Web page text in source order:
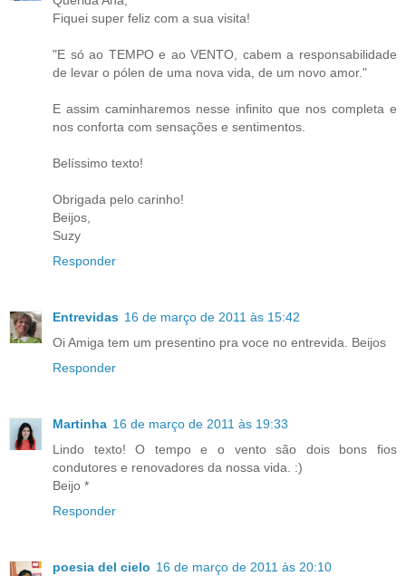
Fiquei super feliz com a sua visita!
"E só ao TEMPO e ao VENTO, cabem a responsabilidade
de levar o pólen de uma nova vida, de um novo amor."
E assim caminharemos nesse infinito que nos completa e
nos conforta com sensações e sentimentos.
Belíssimo texto!
Obrigada pelo carinho!
Beijos,
Suzy
Responder
Entrevidas 16 de março de 2011 às 15:42
Oi Amiga tem um presentino pra voce no entrevida. Beijos
Responder
Martinha 16 de março de 2011 às 19:33
Lindo texto! O tempo e o vento são dois bons fios
condutores e renovadores da nossa vida. :)
Beijo *
Responder
poesia del cielo 16 de março de 2011 às 20:10